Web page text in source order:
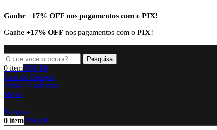
Ganhe +17% OFF nos pagamentos com o PIX!
Ganhe +17% OFF nos pagamentos com o PIX!
Pesquisa
0 item R$0,00
Lista de Desejos
Entrar / Cadastrar
Menu
Pesquisa
0 item R$0,00